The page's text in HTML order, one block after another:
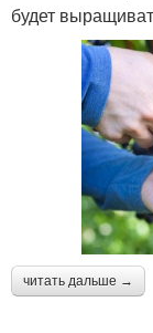
будет
читать дальше →